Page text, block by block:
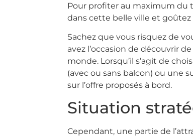
Pour profiter au maximum du
dans cette belle ville et goûtez
Sachez que vous risquez de
avez l’occasion de découvrir
monde. Lorsqu’il s’agit de
(avec ou sans balcon) ou une
sur l’offre proposés à bord.
Situation
Cependant, une partie de